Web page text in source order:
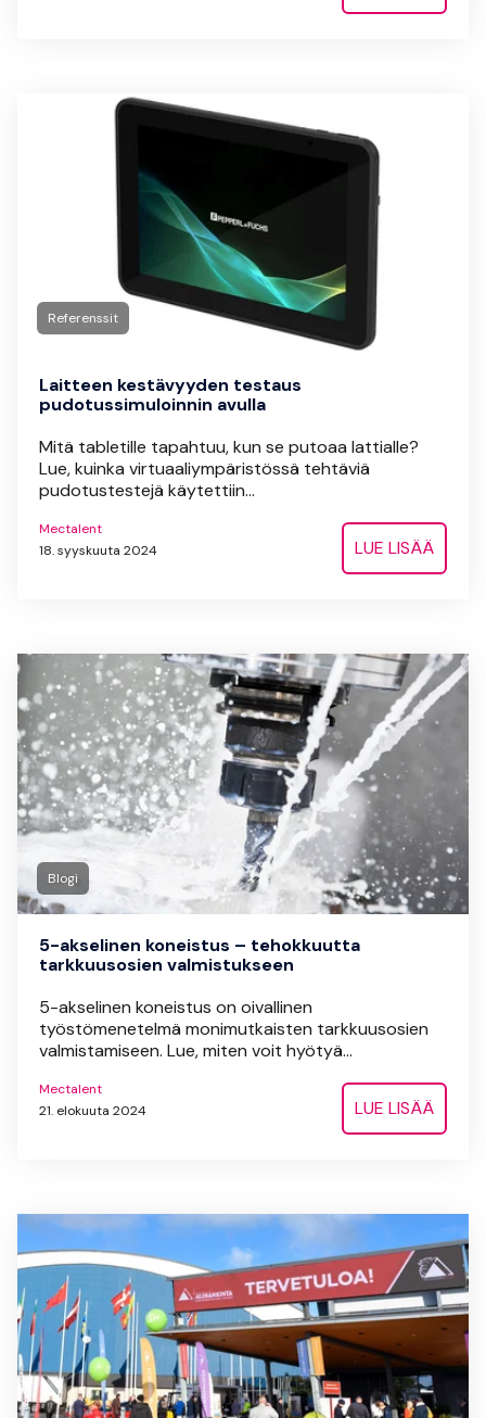
Referenssit
Laitteen kestävyyden testaus
pudotussimuloinnin avulla
Mitä tabletille tapahtuu, kun se putoaa lattialle?
Lue, kuinka virtuaaliympäristössä tehtäviä
pudotustestejä käytettiin...
Mectalent
18. syyskuuta 2024
LUE LISÄÄ
Blogi
5-akselinen koneistus – tehokkuutta
tarkkuusosien valmistukseen
5-akselinen koneistus on oivallinen
työstömenetelmä monimutkaisten tarkkuusosien
valmistamiseen. Lue, miten voit hyötyä...
Mectalent
21. elokuuta 2024
LUE LISÄÄ